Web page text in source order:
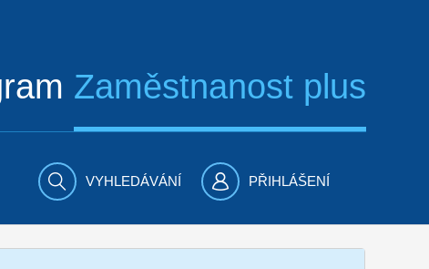
Zaměstnanost plus
VYHLEDÁVÁNÍ PŘIHLÁŠENÍ